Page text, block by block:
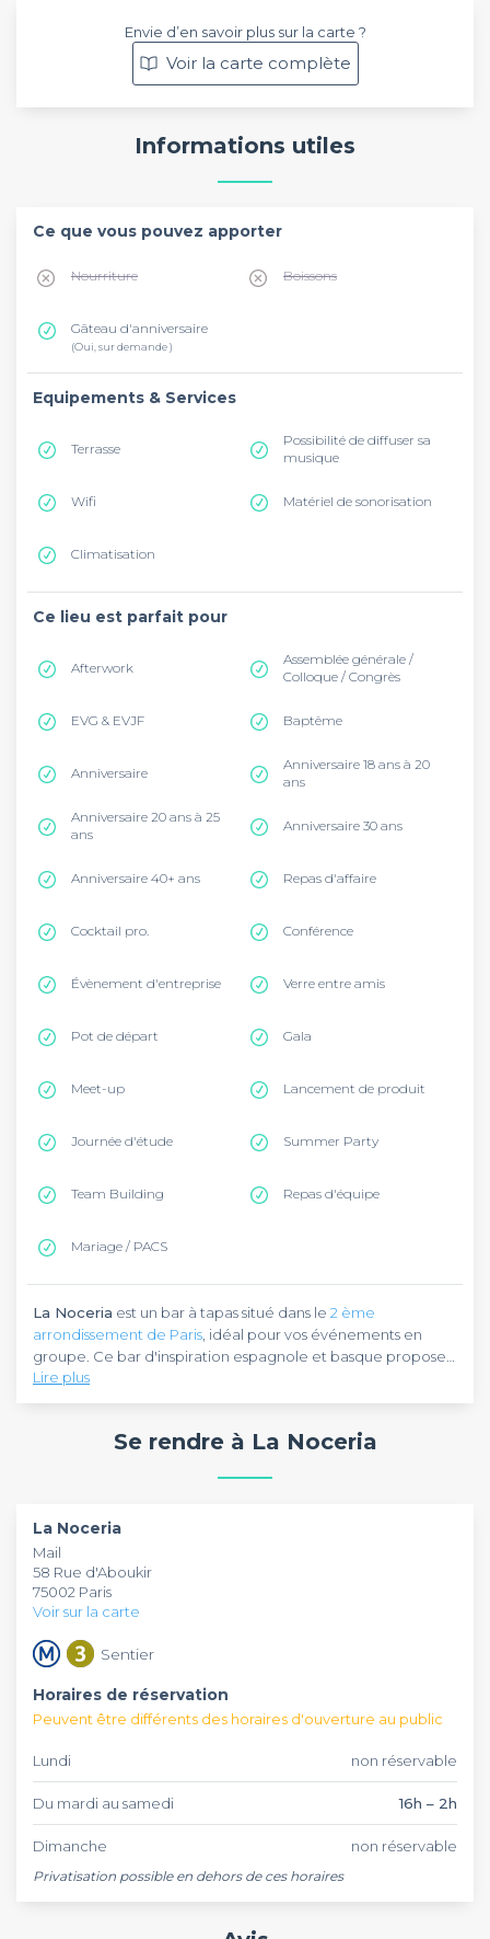
Envie d’en savoir plus sur la carte ?
Voir la carte complète
Informations utiles
Ce que vous pouvez apporter
Nourriture Boissons
Gâteau d'anniversaire
(Oui, sur demande )
Equipements & Services
Terrasse
Possibilité de diffuser sa
musique
Wifi Matériel de sonorisation
Climatisation
Ce lieu est parfait pour
Afterwork
Assemblée générale /
Colloque / Congrès
EVG & EVJF Baptême
Anniversaire
Anniversaire 18 ans à 20
ans
Anniversaire 20 ans à 25
ans
Anniversaire 30 ans
Anniversaire 40+ ans Repas d'affaire
Cocktail pro. Conférence
Évènement d'entreprise Verre entre amis
Pot de départ Gala
Meet-up Lancement de produit
Journée d'étude Summer Party
Team Building Repas d'équipe
Mariage / PACS
La Noceria est un bar à tapas situé dans le 2 ème
arrondissement de Paris , idéal pour vos événements en
groupe. Ce bar d'inspiration espagnole et basque propose
une carte de tapas authentiques et de cocktails créatifs
dans une ambiance chaleureuse. L'établissement se trouve
La Noceriavous accueille dans un cadre convivial inspiré
tapas offre une expérience culinaire authentique avec des
anniversaires ou soirées entre amis.
de départ, soirées d'entreprise ou célébrations dans une
atmosphère chaleureuse typiquement ibérique. Réservez
dès maintenant pour découvrir cette adresse authentique
qui vous fera voyager le temps d'une soirée.
Lire plus
Se rendre à La Noceria
La Noceria
Mail
58 Rue d'Aboukir
75002 Paris
Voir sur la carte
Sentier
Horaires de réservation
Peuvent être différents des horaires d'ouverture au public
Lundi non réservable
Du mardi au samedi 16h – 2h
Dimanche non réservable
Privatisation possible en dehors de ces horaires